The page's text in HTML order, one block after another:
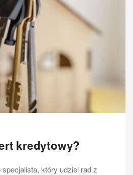
kredytowy?
który udziel rad z